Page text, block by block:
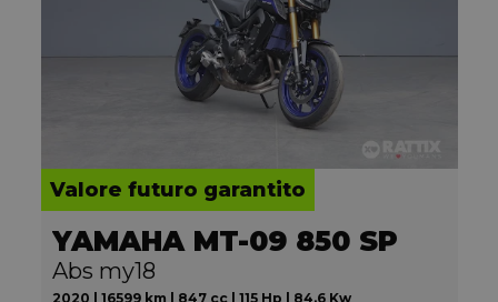
Valore futuro garantito
YAMAHA MT-09 850 SP
Abs my18
2020 | 16599 km | 847 cc | 115 Hp | 84.6 Kw